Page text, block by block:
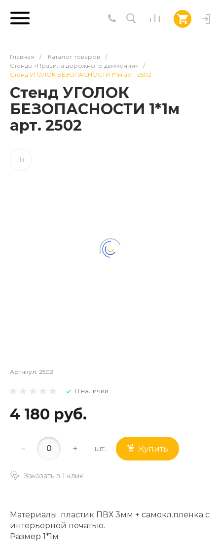
Главная / Каталог товаров
/
Стенды «Правила дорожного движения»
/
Стенд УГОЛОК БЕЗОПАСНОСТИ 1*1м арт. 2502
Стенд УГОЛОК
БЕЗОПАСНОСТИ 1*1м
арт. 2502
Артикул: 2502
В наличии
4 180 руб.
- + шт. Купить
Заказать в 1 клик
Материалы: пластик ПВХ 3мм + самокл.пленка с
интерьерной печатью.
Размер 1*1м